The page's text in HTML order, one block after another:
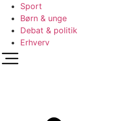
Sport
Børn & unge
Debat & politik
Erhverv